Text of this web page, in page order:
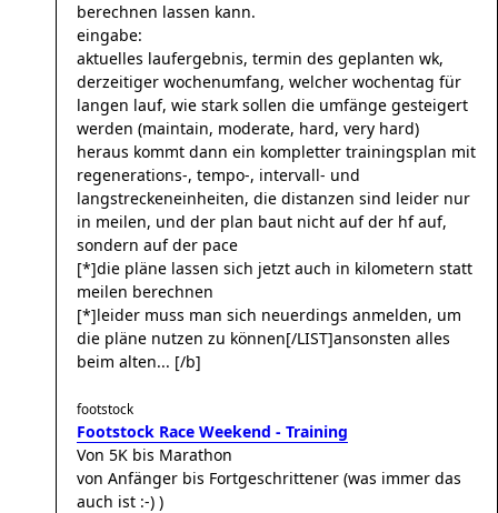
berechnen lassen kann.
eingabe:
aktuelles laufergebnis, termin des geplanten wk,
derzeitiger wochenumfang, welcher wochentag für
langen lauf, wie stark sollen die umfänge gesteigert
werden (maintain, moderate, hard, very hard)
heraus kommt dann ein kompletter trainingsplan mit
regenerations-, tempo-, intervall- und
langstreckeneinheiten, die distanzen sind leider nur
in meilen, und der plan baut nicht auf der hf auf,
sondern auf der pace
[*]die pläne lassen sich jetzt auch in kilometern statt
meilen berechnen
[*]leider muss man sich neuerdings anmelden, um
die pläne nutzen zu können[/LIST]ansonsten alles
beim alten... [/b]
footstock
Footstock Race Weekend - Training
Von 5K bis Marathon
von Anfänger bis Fortgeschrittener (was immer das
auch ist :-) )